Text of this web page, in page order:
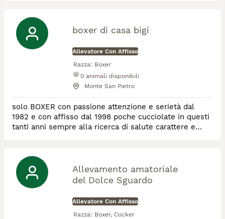
boxer di casa bigi
Allevatore Con Affisso
Razza: Boxer
0 animali disponibili
Monte San Pietro
solo BOXER con passione attenzione e serietà dal
1982 e con affisso dal 1998 poche cucciolate in questi
tanti anni sempre alla ricerca di salute carattere e
Allevamento amatoriale
del Dolce Sguardo
Allevatore Con Affisso
Razza: Boxer, Cocker